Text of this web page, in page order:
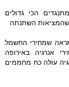
- גם המתנגדים הכי גדולים
שהמציאות השתנתה
שמחירי החשמל
אנרגיה באירופה
עולה כח מחממים